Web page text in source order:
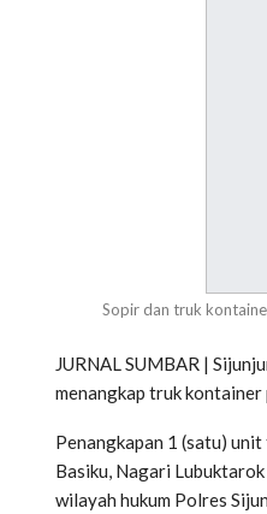
Sopir dan truk
JURNAL SUMBAR |
menangkap truk
Penangkapan 1 (satu)
Basiku, Nagari
wilayah hukum Polres